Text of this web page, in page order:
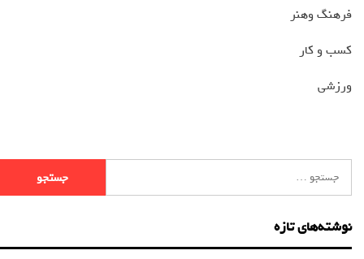
فرهنگ وهنر
کسب و کار
ورزشی
نوشته‌های تازه